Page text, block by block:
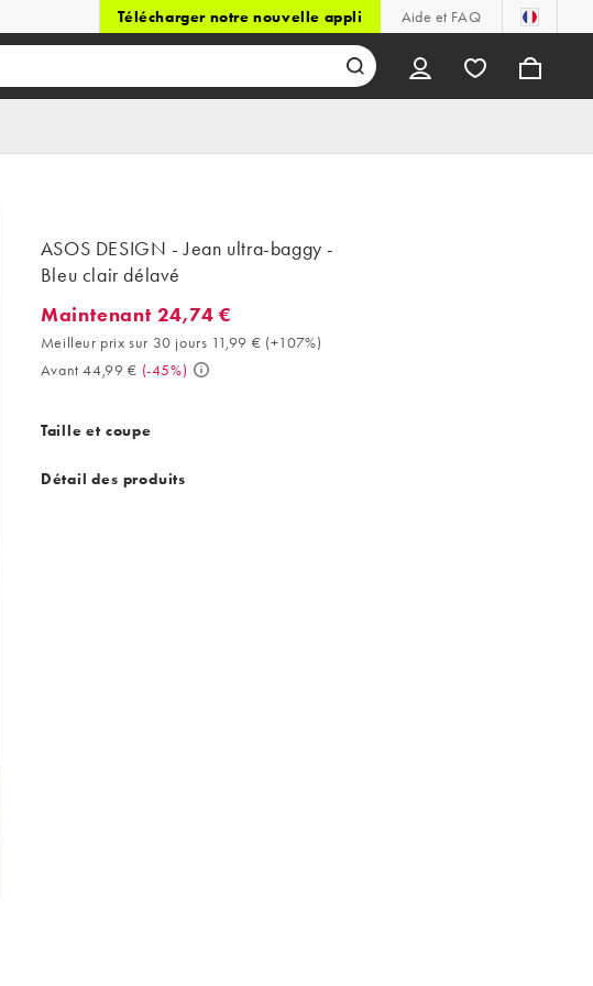
Télécharger notre nouvelle appli Aide et FAQ
ASOS DESIGN - Jean ultra-baggy -
Bleu clair délavé
Maintenant 24,74 €. Meilleur prix sur 30 jours 11,99 € (+107%). Avant
Maintenant 24,74 €
Meilleur prix sur 30 jours 11,99 € (+107%)
Avant 44,99 € (-45%)
Taille et coupe
Détail des produits